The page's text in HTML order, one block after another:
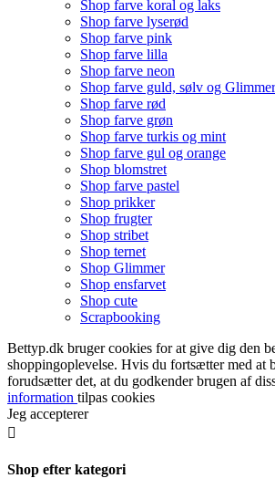
Shop farve koral og laks
Shop farve lyserød
Shop farve pink
Shop farve lilla
Shop farve neon
Shop farve guld, sølv og Glimmer
Shop farve rød
Shop farve grøn
Shop farve turkis og mint
Shop farve gul og orange
Shop blomstret
Shop farve pastel
Shop prikker
Shop frugter
Shop stribet
Shop ternet
Shop Glimmer
Shop ensfarvet
Shop cute
Scrapbooking
Bettyp.dk bruger cookies for at give dig den
shoppingoplevelse. Hvis du fortsætter med at
forudsætter det, at du godkender brugen af
information tilpas cookies
Jeg accepterer

Shop efter kategori